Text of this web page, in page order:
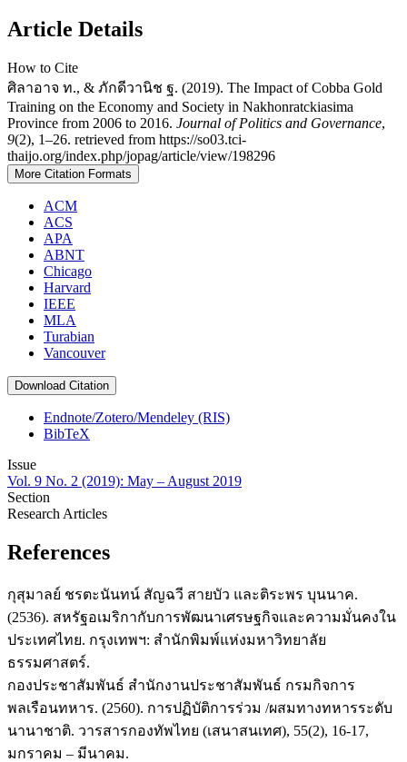
Article Details
How to Cite
ศิลาอาจ ท., & ภักดีวานิช ฐ. (2019). The Impact of Cobba Gold
Training on the Economy and Society in Nakhonratckiasima
Province from 2006 to 2016. Journal of Politics and Governance,
9(2), 1–26. retrieved from https://so03.tci-
thaijo.org/index.php/jopag/article/view/198296
More Citation Formats
ACM
ACS
APA
ABNT
Chicago
Harvard
IEEE
MLA
Turabian
Vancouver
Download Citation
Endnote/Zotero/Mendeley (RIS)
BibTeX
Issue
Vol. 9 No. 2 (2019): May – August 2019
Section
Research Articles
References
กุสุมาลย์ ชรตะนันทน์ สัญฉวี สายบัว และติระพร บุนนาค.
(2536). สหรัฐอเมริกากับการพัฒนาเศรษฐกิจและความมั่นคงใน
ประเทศไทย. กรุงเทพฯ: สำนักพิมพ์แห่งมหาวิทยาลัย
ธรรมศาสตร์.
กองประชาสัมพันธ์ สำนักงานประชาสัมพันธ์ กรมกิจการ
พลเรือนทหาร. (2560). การปฏิบัติการร่วม /ผสมทางทหารระดับ
นานาชาติ. วารสารกองทัพไทย (เสนาสนเทศ), 55(2), 16-17,
มกราคม – มีนาคม.